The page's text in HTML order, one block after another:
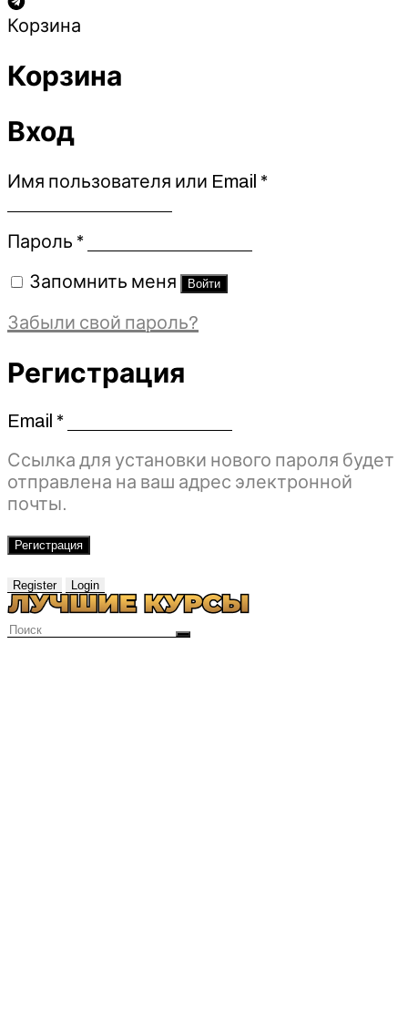
Корзина
Корзина
Вход
Имя пользователя или Email *Обязательно
Пароль *Обязательно
Запомнить меня Войти
Забыли свой пароль?
Регистрация
Email *Обязательно
Ссылка для установки нового пароля будет
отправлена ​​на ваш адрес электронной
почты.
Регистрация
Register Login